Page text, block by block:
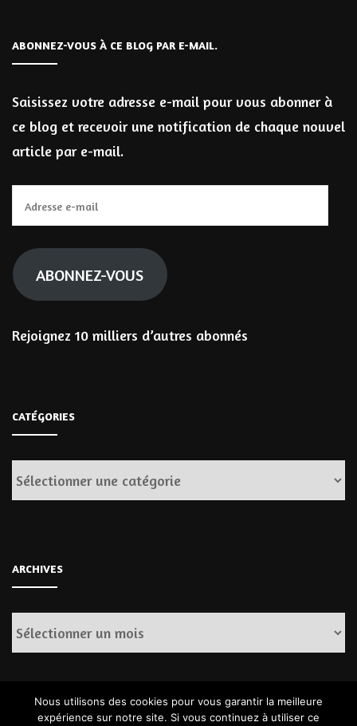
ABONNEZ-VOUS À CE BLOG PAR E-MAIL.
Saisissez votre adresse e-mail pour vous abonner à
ce blog et recevoir une notification de chaque nouvel
article par e-mail.
e-
mail
ABONNEZ-VOUS
Rejoignez 10 milliers d’autres abonnés
CATÉGORIES
Catégories
ARCHIVES
Archives
Nous utilisons des cookies pour vous garantir la meilleure
expérience sur notre site. Si vous continuez à utiliser ce